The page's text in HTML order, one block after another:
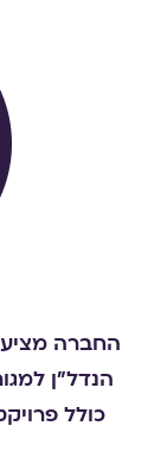
החברה מציעה
הנדל"ן
כולל פרויקטים